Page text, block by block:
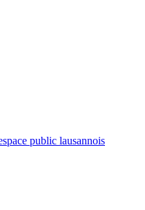
public lausannois